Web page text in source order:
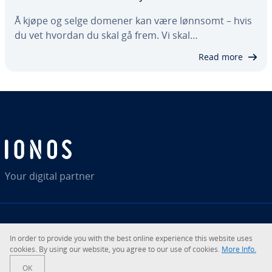
Å kjøpe og selge domener kan være lønnsomt – hvis
du vet hvordan du skal gå frem. Vi skal…
Read more
Your digital partner
© 2026IONOS SE
RSS LinkedIntiktok InstagramFacebookYouTube
In order to provide you with the best online experience this website uses
cookies. By using our website, you agree to our use of cookies. More Info.
OK